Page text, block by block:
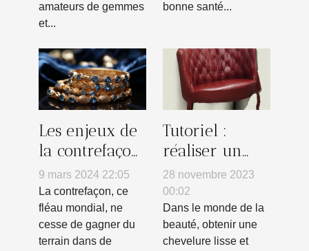
amateurs de gemmes
et...
bonne santé...
Les enjeux de
la contrefaçon
dans
l'industrie de
la bijouterie
9 mars 2024 22:05
La contrefaçon, ce
fléau mondial, ne
cesse de gagner du
terrain dans de
Tutoriel :
réaliser un
lissage parfait
à domicile
28 novembre 2023
00:02
Dans le monde de la
beauté, obtenir une
chevelure lisse et